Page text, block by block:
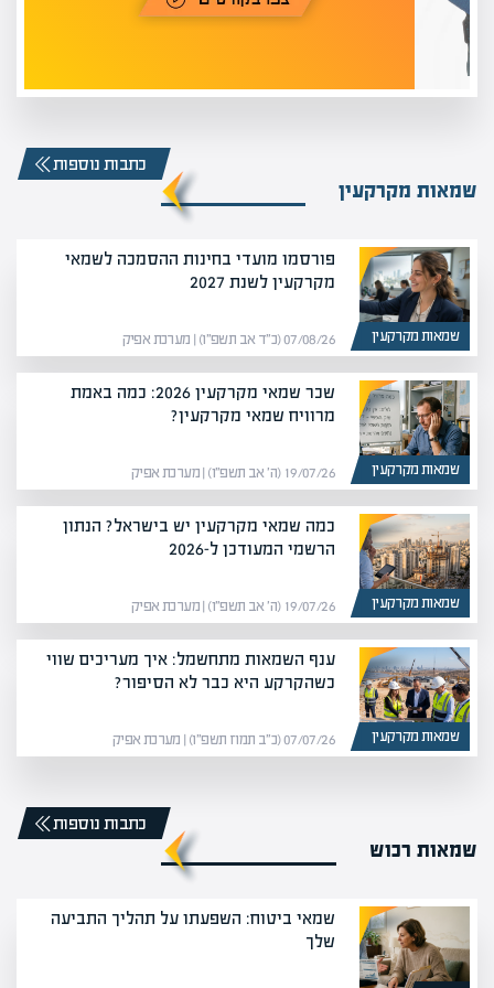
שמאות מקרקעין
כתבות נוספות
שמאות מקרקעין
פורסמו מועדי בחינות ההסמכה לשמאי
מקרקעין לשנת 2027
07/08/26 (כ״ד אב תשפ״ו) | מערכת אפיק
שמאות מקרקעין
שכר שמאי מקרקעין 2026: כמה באמת
מרוויח שמאי מקרקעין?
19/07/26 (ה׳ אב תשפ״ו) | מערכת אפיק
שמאות מקרקעין
כמה שמאי מקרקעין יש בישראל? הנתון
הרשמי המעודכן ל-2026
19/07/26 (ה׳ אב תשפ״ו) | מערכת אפיק
שמאות מקרקעין
ענף השמאות מתחשמל: איך מעריכים שווי
כשהקרקע היא כבר לא הסיפור?
07/07/26 (כ״ב תמוז תשפ״ו) | מערכת אפיק
שמאות רכוש
כתבות נוספות
שמאי ביטוח: השפעתו על תהליך התביעה
שלך